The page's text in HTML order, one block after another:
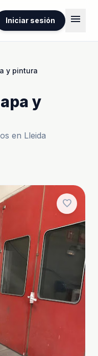
Iniciar sesión menu
y pintura
y
en Lleida
favorite